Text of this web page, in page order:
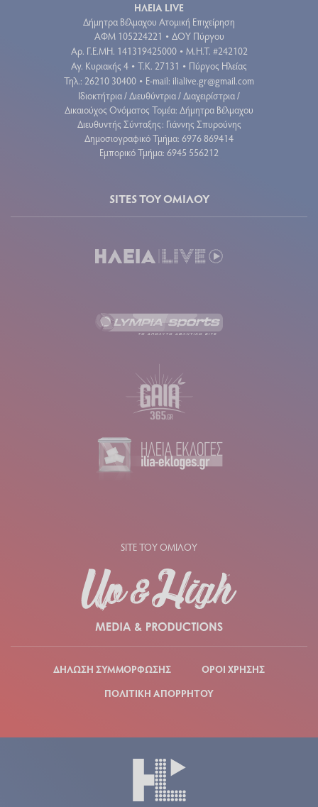
ΗΛΕΙΑ LIVE
Δήμητρα Βέλμαχου Ατομική Επιχείρηση
ΑΦΜ 105224221 • ΔΟΥ Πύργου
Aρ. Γ.Ε.ΜΗ. 141319425000 • Μ.Η.Τ. #242102
Αγ. Κυριακής 4 • Τ.Κ. 27131 • Πύργος Ηλείας
Τηλ.: 26210 30400 • E-mail: ilialive.gr@gmail.com
Ιδιοκτήτρια / Διευθύντρια / Διαχειρίστρια /
Δικαιούχος Ονόματος Τομέα: Δήμητρα Βέλμαχου
Διευθυντής Σύνταξης: Γιάννης Σπυρούνης
Δημοσιογραφικό Τμήμα: 6976 869414
Εμπορικό Τμήμα: 6945 556212
SITES ΤΟΥ ΟΜΙΛΟΥ
SITE ΤΟΥ ΟΜΙΛΟΥ
ΔΗΛΩΣΗ ΣΥΜΜΟΡΦΩΣΗΣ
ΟΡΟΙ ΧΡΗΣΗΣ
ΠΟΛΙΤΙΚΗ ΑΠΟΡΡΗΤΟΥ